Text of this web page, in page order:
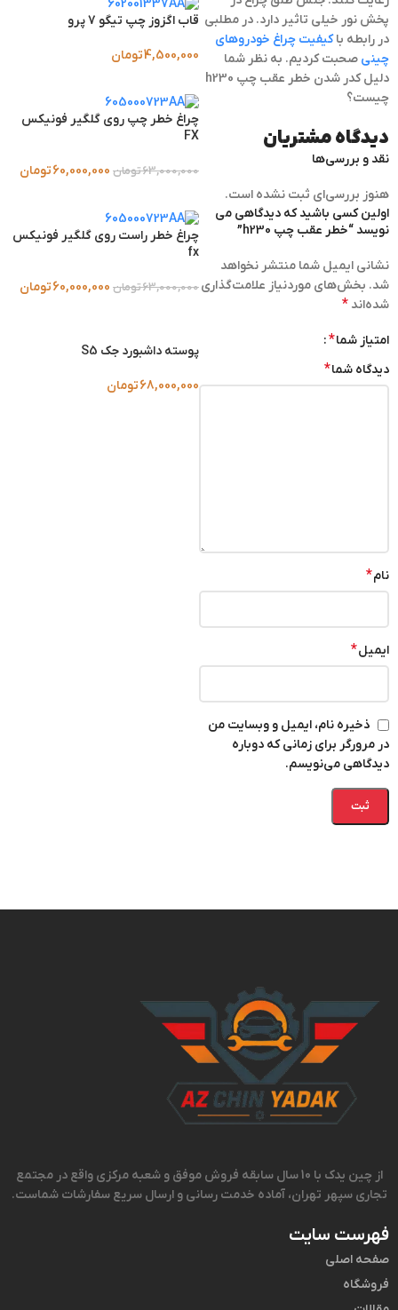
پخش نور خیلی تاثیر دارد. در مطلبی
در رابطه باکیفیت چراغ خودروهای
چینی صحبت کردیم. به نظر شما
دلیل کدر شدن خطر عقب چپ h230
چیست؟
دیدگاه مشتریان
نقد و بررسی‌ها
هنوز بررسی‌ای ثبت نشده است.
اولین کسی باشید که دیدگاهی می
نویسد “خطر عقب چپ h230”
نشانی ایمیل شما منتشر نخواهد
شد. بخش‌های موردنیاز علامت‌گذاری
شده‌اند *
امتیاز شما*
دیدگاه شما*
نام*
ایمیل*
ذخیره نام، ایمیل و وبسایت من
در مرورگر برای زمانی که دوباره
دیدگاهی می‌نویسم.
قاب اگزوز چپ تیگو 7 پرو
4,500,000تومان
چراغ خطر چپ روی گلگیر فونیکس
FX
63,000,000تومان 60,000,000تومان
چراغ خطر راست روی گلگیر فونیکس
fx
63,000,000تومان 60,000,000تومان
پوسته داشبورد جک S5
68,000,000تومان
از چین یدک با 10 سال سابقه فروش موفق و شعبه مرکزی واقع در مجتمع
تجاری سپهر تهران، آماده خدمت رسانی و ارسال سریع سفارشات شماست.
فهرست سایت
صفحه اصلی
فروشگاه